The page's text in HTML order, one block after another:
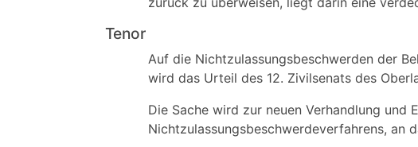
Tenor
Auf die Nichtzulassungsbeschwerden der
wird das Urteil des 12. Zivilsenats des
Die Sache wird zur neuen Verhandlung und
Nichtzulassungsbeschwerdeverfahrens, an